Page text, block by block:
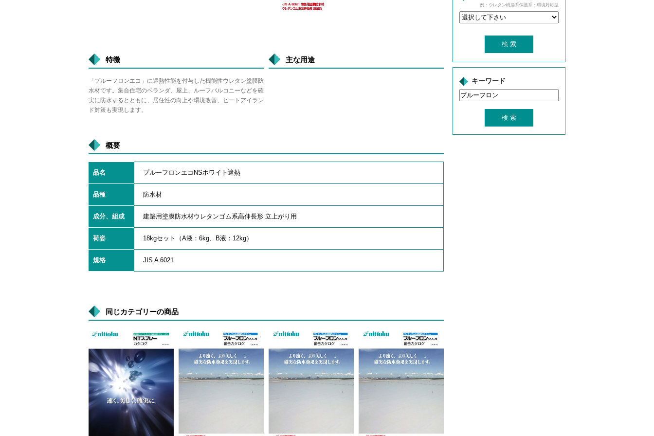
特徴
「プルーフロンエコ」に遮熱性能を付与した機能性ウレタン塗膜防
水材です。集合住宅のベランダ、屋上、ルーフバルコニーなどを確
実に防水するとともに、居住性の向上や環境改善、ヒートアイラン
ド対策も実現します。
主な用途
概要
品名 プルーフロンエコNSホワイト遮熱
品種 防水材
成分、組成 建築用塗膜防水材ウレタンゴム系高伸長形 立上がり用
荷姿 18kgセット（A液：6kg、B液：12kg）
規格 JIS A 6021
同じカテゴリーの商品
例：ウレタン樹脂系保護系：環境対応型
キーワード